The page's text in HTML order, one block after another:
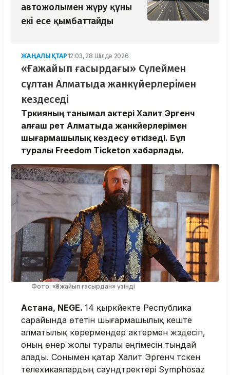
автожолымен жүру құны
екі есе қымбаттайды
ЖАҢАЛЫҚТАР 12:03, 28 Шілде 2026
«Ғажайып ғасырдағы» Сүлеймен
сұлтан Алматыда жанкүйерлерімен
кездеседі
Түркияның танымал актері Халит Эргенч
алғаш рет Алматыда жанкүйерлерімен
шығармашылық кездесу өткізеді. Бұл
туралы Freedom Ticketon хабарлады.
Фото: «Ғажайып ғасырдан» үзінді
Астана, NEGE. 14 қыркүйекте Республика
сарайында өтетін шығармашылық кеште
алматылық көрермендер актермен жүздесіп,
оның өнер жолы туралы әңгімесін тыңдай
алады. Сонымен қатар Халит Эргенч түскен
телехикаялардың саундтректері Symphosaz